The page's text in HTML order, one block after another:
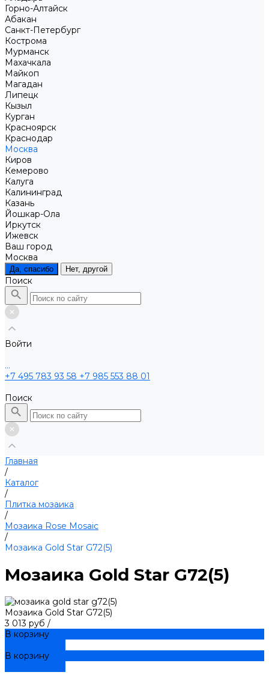
Горно-Алтайск
Абакан
Санкт-Петербург
Кострома
Мурманск
Махачкала
Майкоп
Магадан
Липецк
Кызыл
Курган
Красноярск
Краснодар
Москва
Киров
Кемерово
Калуга
Калининград
Казань
Йошкар-Ола
Иркутск
Ижевск
Ваш город
Москва
Да, спасибо Нет, другой
Поиск
Войти
...
+7 495 783 93 58 +7 985 553 88 01
Поиск
Главная
/
Каталог
/
Плитка мозаика
/
Мозаика Rose Mosaic
/
Мозаика Gold Star G72(5)
Мозаика Gold Star G72(5)
Мозаика Gold Star G72(5)
3 013 руб /
В корзину
В корзину